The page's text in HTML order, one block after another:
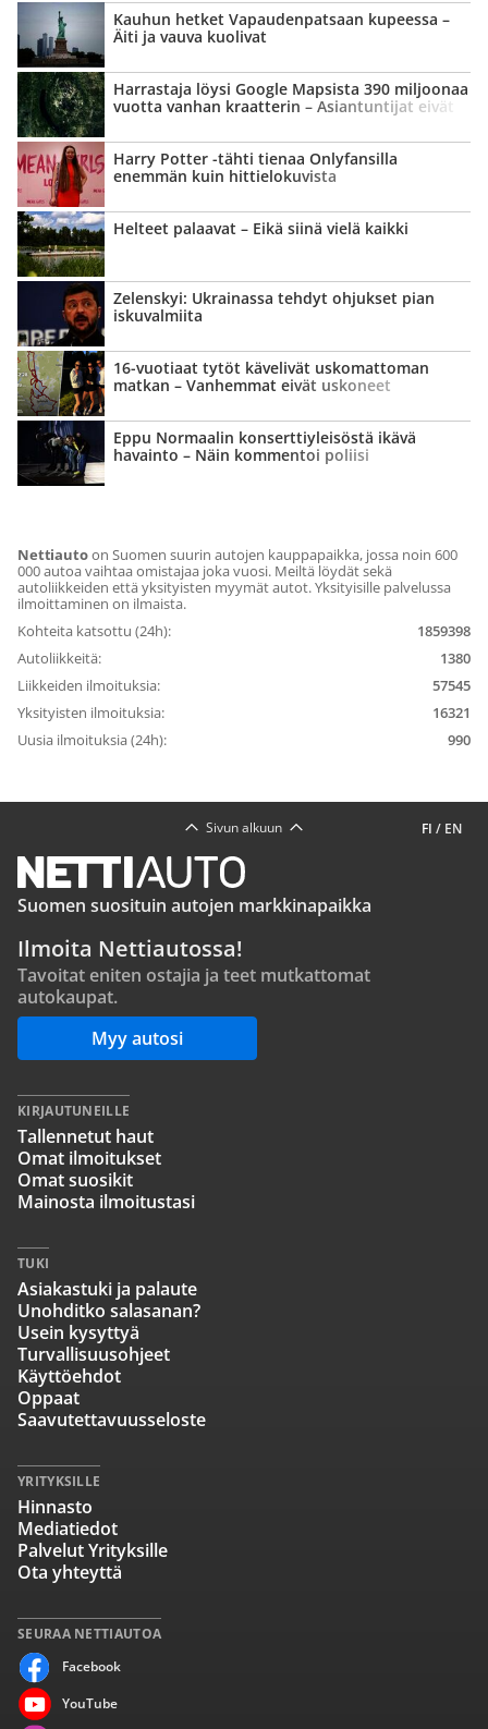
Kauhun hetket Vapauden­patsaan kupeessa –
Äiti ja vauva kuolivat
Harrastaja löysi Google Mapsista 390 miljoonaa
vuotta vanhan kraatterin – Asiantuntijat eivät
Harry Potter -tähti tienaa Onlyfansilla
enemmän kuin hittielo­kuvista
Helteet palaavat – Eikä siinä vielä kaikki
Zelenskyi: Ukrainassa tehdyt ohjukset pian
iskuvalmiita
16-vuotiaat tytöt kävelivät uskomattoman
matkan – Vanhemmat eivät uskoneet
Eppu Normaalin konsertti­yleisöstä ikävä
havainto – Näin kommentoi poliisi
Nettiautoon Suomen suurin autojen kauppapaikka, jossa noin 600
000 autoa vaihtaa omistajaa joka vuosi. Meiltä löydät sekä
autoliikkeiden että yksityisten myymät autot. Yksityisille palvelussa
ilmoittaminen on ilmaista.
Kohteita katsottu (24h):
1859398
Autoliikkeitä:
1380
Liikkeiden ilmoituksia:
57545
Yksityisten ilmoituksia:
16321
Uusia ilmoituksia (24h):
990
FI / EN
Sivun alkuun
Suomen suosituin autojen markkinapaikka
Ilmoita Nettiautossa!
Tavoitat eniten ostajia ja teet mutkattomat
autokaupat.
Myy autosi
SEURAA NETTIAUTOA
Facebook
YouTube
KIRJAUTUNEILLE
Tallennetut haut
Omat ilmoitukset
Omat suosikit
Mainosta ilmoitustasi
TUKI
Asiakastuki ja palaute
Unohditko salasanan?
Usein kysyttyä
Turvallisuusohjeet
Käyttöehdot
Oppaat
Saavutettavuusseloste
YRITYKSILLE
Hinnasto
Mediatiedot
Palvelut Yrityksille
Ota yhteyttä